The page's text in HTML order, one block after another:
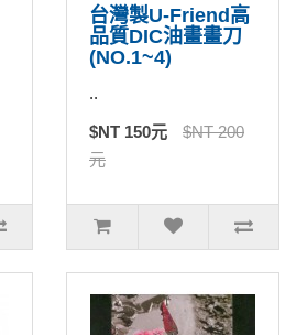
台灣製U-Friend高
品質DIC油畫畫刀
(NO.1~4)
..
$NT 150元
$NT 200
元